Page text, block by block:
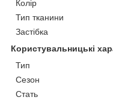
Колір
Тип тканини
Застібка
Користувальницькі
Тип
Сезон
Стать